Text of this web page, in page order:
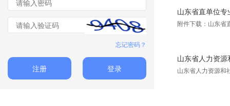
忘记密码？
注册 登录
山东省直单位
附件下载：山东省
山东省人力资
山东省人力资源和